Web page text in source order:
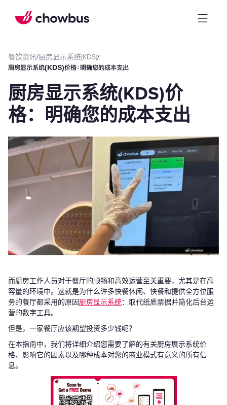
餐饮资讯/厨房显示系统(KDS)/
厨房显示系统(KDS)价格：明确您的成本支出
厨房显示系统(KDS)价
格：明确您的成本支出
而厨房工作人员对于餐厅的顺畅和高效运营至关重要，尤其是在高
容量的环境中。这就是为什么许多快餐休闲、快餐和提供全方位服
务的餐厅都采用的原因厨房显示系统：取代纸质票据并简化后台运
营的数字工具。
但是，一家餐厅应该期望投资多少钱呢？
在本指南中，我们将详细介绍您需要了解的有关厨房展示系统价
格、影响它的因素以及哪种成本对您的商业模式有意义的所有信
息。